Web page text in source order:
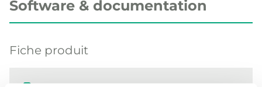
Software & documentation
Fiche produit